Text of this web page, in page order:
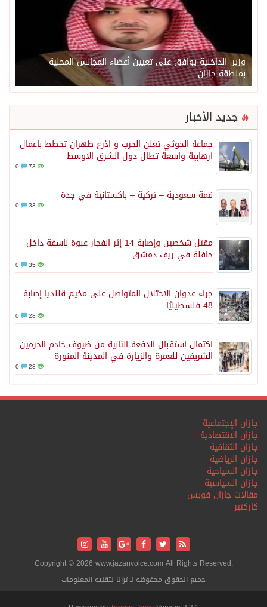
وزير_الداخلية يوافق على تعيين أعضاء المجالس المحلية
بمنطقة جازان
جديد الأخبار
جماعة الحوثي تعلن الحرب و اذرع طهران تخطط باعمال
ارهابية واسعة تطال دول الشرق الاوسط
73
قمة سعودية – تركية – باكستانية في جدة
33
مقتل شخصين وإصابة 14 إثر انفجار عبوة ناسفة داخل
حافلة في ريف دمشق
35
جراء عدوان الاحتلال المتواصل على مخيم قلنديا إصابة
48 فلسطينيًا
28
اكتمال استقبال الدفعة الثانية من ضيوف خادم الحرمين
الشريفين للعمرة والزيارة في المدينة المنورة
28
جازان الإجتماعية
جازان الاقتصادية
جازان الثقافية
جازان الرياضية
جازان السياحية
جازان السياسية
مقالات جازان فويس
كاركتير
Copyright © 2026 www.jazanvoice.com All Rights Reserved.
جميع الحقوق محفوظة لـ ترانا لتقنية المعلومات